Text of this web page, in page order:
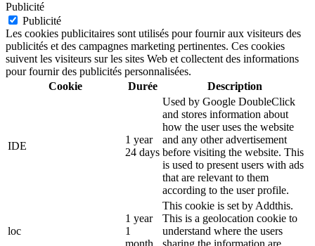
Publicité
Publicité
Les cookies publicitaires sont utilisés pour fournir aux visiteurs des
publicités et des campagnes marketing pertinentes. Ces cookies
suivent les visiteurs sur les sites Web et collectent des informations
pour fournir des publicités personnalisées.
Cookie
Durée Description
IDE
1 year
24 days
Used by Google DoubleClick
and stores information about
how the user uses the website
and any other advertisement
before visiting the website. This
is used to present users with ads
that are relevant to them
according to the user profile.
loc
1 year
1
This cookie is set by Addthis.
This is a geolocation cookie to
understand where the users